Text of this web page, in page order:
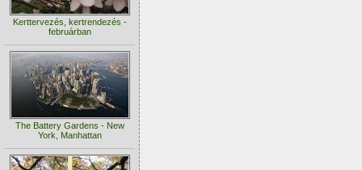
Kerttervezés, kertrendezés -
februárban
The Battery Gardens - New
York, Manhattan